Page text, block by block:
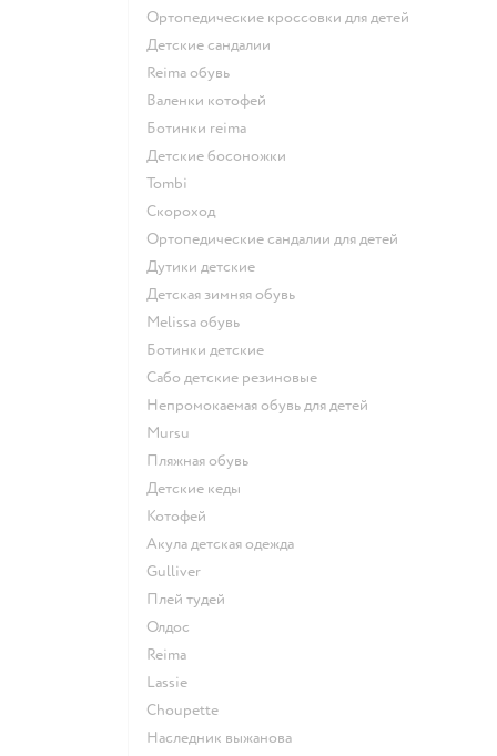
Ортопедические кроссовки для детей
Детские сандалии
Reima обувь
Валенки котофей
Ботинки reima
Детские босоножки
Tombi
Скороход
Ортопедические сандалии для детей
Дутики детские
Детская зимняя обувь
Melissa обувь
Ботинки детские
Сабо детские резиновые
Непромокаемая обувь для детей
Mursu
Пляжная обувь
Детские кеды
Котофей
Акула детская одежда
Gulliver
Плей тудей
Олдос
Reima
Lassie
Choupette
Наследник выжанова